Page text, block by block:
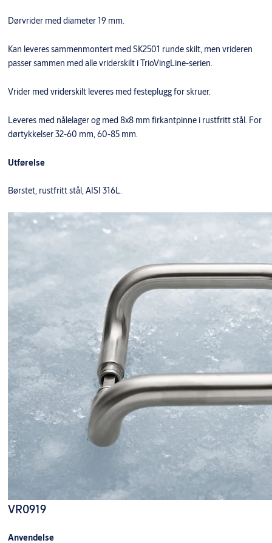
Dørvrider med diameter 19 mm.
Kan leveres sammenmontert med SK2501 runde skilt, men vrideren
passer sammen med alle vriderskilt i TrioVingLine-serien.
Vrider med vriderskilt leveres med festeplugg for skruer.
Leveres med nålelager og med 8x8 mm firkantpinne i rustfritt stål. For
dørtykkelser 32-60 mm, 60-85 mm.
Utførelse
Børstet, rustfritt stål, AISI 316L.
VR0919
Anvendelse